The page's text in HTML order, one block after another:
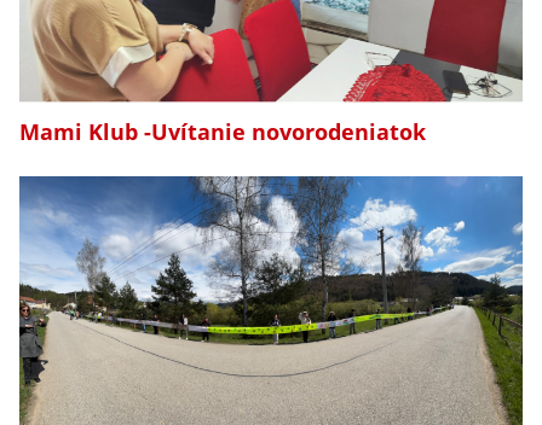
Mami Klub -Uvítanie novorodeniatok